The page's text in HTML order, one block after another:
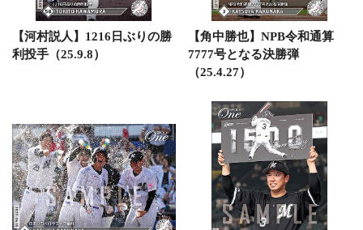
【河村説人】1216日ぶりの勝
利投手（25.9.8）
【角中勝也】NPB令和通算
7777号となる決勝弾
（25.4.27）